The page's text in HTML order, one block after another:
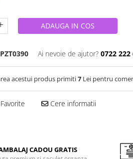
ADAUGA IN COS
PZT0390 Ai nevoie de ajutor? 0722 222
acestui produs primiti7 Lei pentru
Cere informatii
CADOU GRATIS